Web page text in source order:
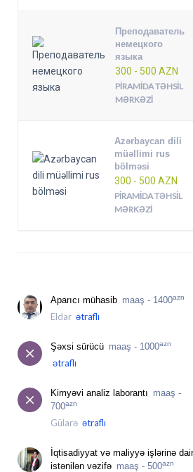
Преподаватель
немецкого
языка
300 - 500 AZN
PIRAMIDA TƏHSIL
MƏRKƏZI
Azərbaycan dili
müəllimi rus
bölməsi
300 - 500 AZN
PIRAMIDA TƏHSIL
MƏRKƏZI
Aparıcı mühasib maaş - 1400azn
Eldar ətraflı
Şəxsi sürücü maaş - 1000azn
ətraflı
Kimyəvi analiz laborantı maaş -
700azn
Gülarə ətraflı
İqtisadiyyat və maliyyə işlərinə dair
istənilən vəzifə maaş - 500azn